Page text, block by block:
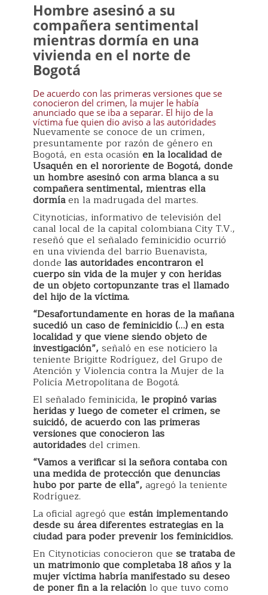
Hombre asesinó a su
compañera sentimental
mientras dormía en una
vivienda en el norte de
Bogotá
De acuerdo con las primeras versiones que se
conocieron del crimen, la mujer le había
anunciado que se iba a separar. El hijo de la
víctima fue quien dio aviso a las autoridades
Nuevamente se conoce de un crimen,
presuntamente por razón de género en
Bogotá, en esta ocasión en la localidad de
Usaquén en el nororiente de Bogotá, donde
un hombre asesinó con arma blanca a su
compañera sentimental, mientras ella
dormíaen la madrugada del martes.
Citynoticias, informativo de televisión del
canal local de la capital colombiana City T.V.,
reseñó que el señalado feminicidio ocurrió
en una vivienda del barrio Buenavista,
donde las autoridades encontraron el
cuerpo sin vida de la mujer y con heridas
de un objeto cortopunzante tras el llamado
del hijo de la víctima.
“Desafortundamente en horas de la mañana
sucedió un caso de feminicidio (…) en esta
localidad y que viene siendo objeto de
investigación”, señaló en ese noticiero la
teniente Brigitte Rodríguez, del Grupo de
Atención y Violencia contra la Mujer de la
Policía Metropolitana de Bogotá.
El señalado feminicida, le propinó varias
heridas y luego de cometer el crimen, se
suicidó, de acuerdo con las primeras
versiones que conocieron las
autoridadesdel crimen.
“Vamos a verificar si la señora contaba con
una medida de protección que denuncias
hubo por parte de ella”, agregó la teniente
Rodríguez.
La oficial agregó que están implementando
desde su área diferentes estrategias en la
ciudad para poder prevenir los feminicidios.
En Citynoticias conocieron que se trataba de
un matrimonio que completaba 18 años y la
mujer víctima habría manifestado su deseo
de poner fin a la relaciónlo que tuvo como